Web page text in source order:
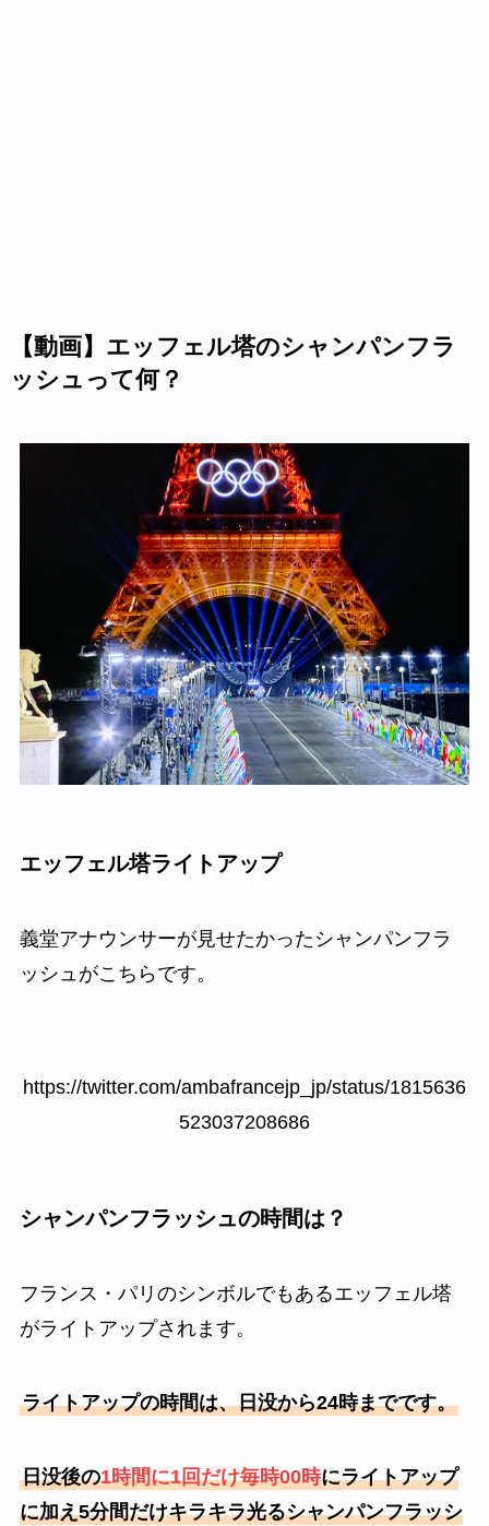
【動画】エッフェル塔のシャンパンフラ
ッシュって何？
エッフェル塔ライトアップ
義堂アナウンサーが見せたかったシャンパンフラ
ッシュがこちらです。
https://twitter.com/ambafrancejp_jp/status/1815636
523037208686
シャンパンフラッシュの時間は？
フランス・パリのシンボルでもあるエッフェル塔
がライトアップされます。
ライトアップの時間は、日没から24時までです。
日没後の1時間に1回だけ毎時00時にライトアップ
に加え5分間だけキラキラ光るシャンパンフラッシ